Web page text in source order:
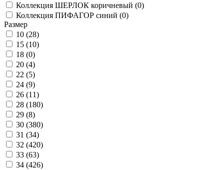
Коллекция ШЕРЛОК коричневый (0)
Коллекция ПИФАГОР синий (0)
Размер
10 (28)
15 (10)
18 (0)
20 (4)
22 (5)
24 (9)
26 (11)
28 (180)
29 (8)
30 (380)
31 (34)
32 (420)
33 (63)
34 (426)